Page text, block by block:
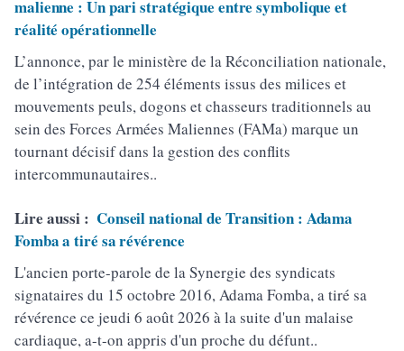
malienne : Un pari stratégique entre symbolique et
réalité opérationnelle
L’annonce, par le ministère de la Réconciliation nationale,
de l’intégration de 254 éléments issus des milices et
mouvements peuls, dogons et chasseurs traditionnels au
sein des Forces Armées Maliennes (FAMa) marque un
tournant décisif dans la gestion des conflits
intercommunautaires..
Lire aussi : Conseil national de Transition : Adama
Fomba a tiré sa révérence
L'ancien porte-parole de la Synergie des syndicats
signataires du 15 octobre 2016, Adama Fomba, a tiré sa
révérence ce jeudi 6 août 2026 à la suite d'un malaise
cardiaque, a-t-on appris d'un proche du défunt..